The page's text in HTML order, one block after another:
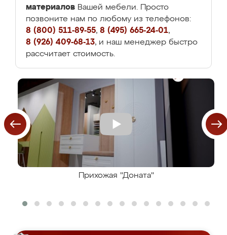
материалов Вашей мебели. Просто
позвоните нам по любому из телефонов:
8 (800) 511-89-55, 8 (495) 665-24-01,
8 (926) 409-68-13, и наш менеджер быстро
рассчитает стоимость.
Прихожая "Доната"